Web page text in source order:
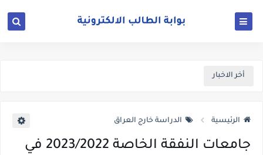
أخر الاخبار
الرئيسية الدراسة خارج العراق
جامعات النفقة الخاصة 2023/2022 في